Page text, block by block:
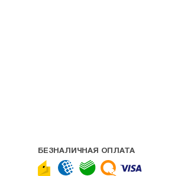
БЕЗНАЛИЧНАЯ ОПЛАТА